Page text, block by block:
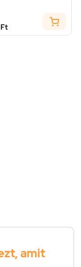
Ft
amit